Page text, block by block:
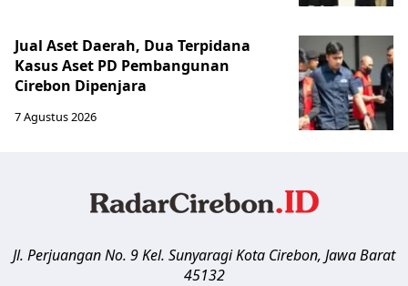
Jual Aset Daerah, Dua Terpidana
Kasus Aset PD Pembangunan
Cirebon Dipenjara
7 Agustus 2026
Jl. Perjuangan No. 9 Kel. SunyaragiKota Cirebon, Jawa Barat
45132